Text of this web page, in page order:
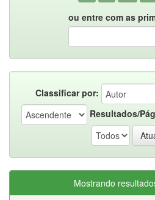
ou entre com as
Classificar por:
Resultados/
Mostrando